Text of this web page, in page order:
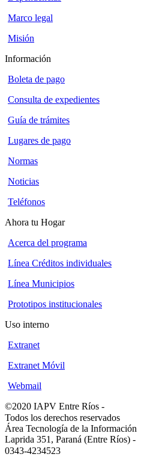
Marco legal
Misión
Información
Boleta de pago
Consulta de expedientes
Guía de trámites
Lugares de pago
Normas
Noticias
Teléfonos
Ahora tu Hogar
Acerca del programa
Línea Créditos individuales
Línea Municipios
Prototipos institucionales
Uso interno
Extranet
Extranet Móvil
Webmail
©2020 IAPV Entre Ríos -
Todos los derechos reservados
Área Tecnología de la Información
Laprida 351, Paraná (Entre Ríos) -
0343-4234523